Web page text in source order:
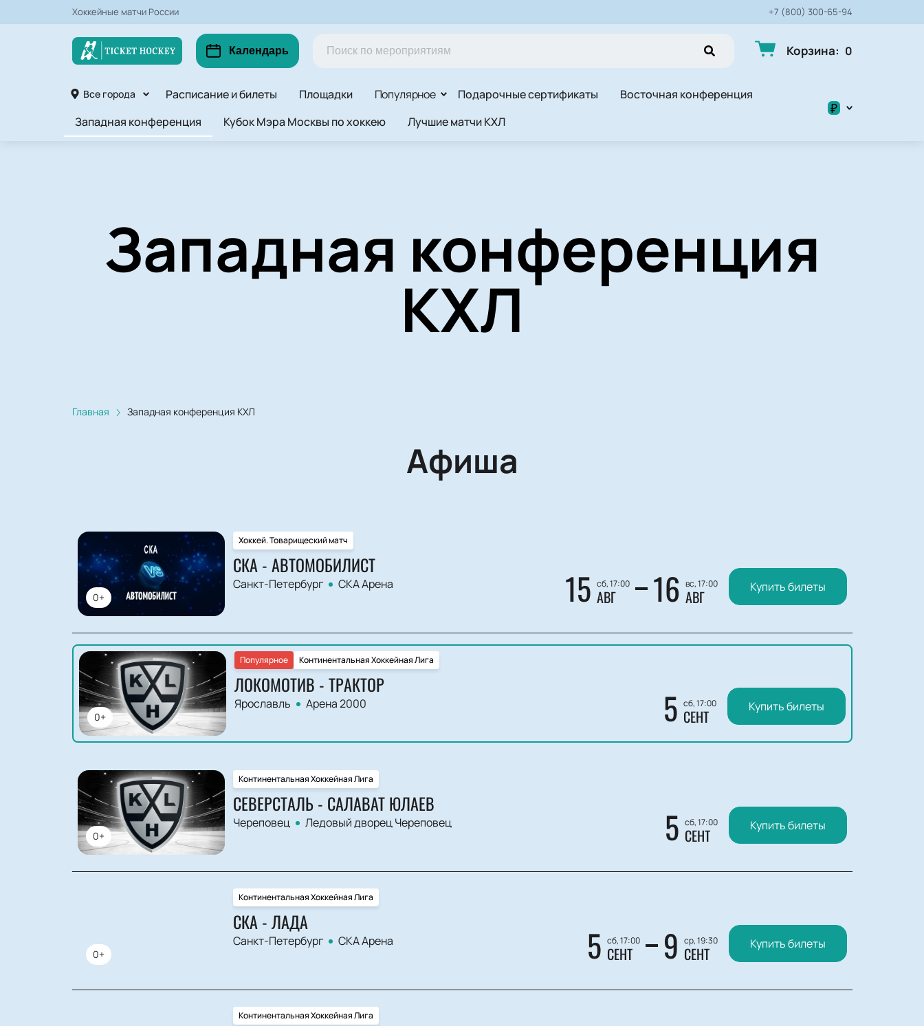
Хоккейные матчи России +7 (800) 300-65-94
Календарь Корзина: 0
Все города Расписание и билеты Площадки Популярное Подарочные сертификаты
Восточная конференция
Западная конференция
Кубок Мэра Москвы по хоккею Лучшие матчи КХЛ
₽
Западная конференция
КХЛ
Главная Западная конференция КХЛ
Афиша
0+
Хоккей. Товарищеский матч
СКА - АВТОМОБИЛИСТ
Санкт-Петербург СКА Арена 15 сб, 17:00
АВГ 16 вс, 17:00
АВГ Купить билеты
0+
Континентальная Хоккейная Лига
Популярное
ЛОКОМОТИВ - ТРАКТОР
Ярославль Арена 2000 5 сб, 17:00
СЕНТ Купить билеты
0+
Континентальная Хоккейная Лига
СЕВЕРСТАЛЬ - САЛАВАТ ЮЛАЕВ
Череповец Ледовый дворец Череповец 5 сб, 17:00
СЕНТ Купить билеты
0+
Континентальная Хоккейная Лига
СКА - ЛАДА
Санкт-Петербург СКА Арена 5 сб, 17:00
СЕНТ 9 ср, 19:30
СЕНТ Купить билеты
Континентальная Хоккейная Лига